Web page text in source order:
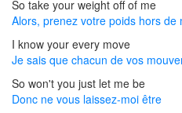
So take your weight off of me
Alors, prenez votre poids hors de
I know your every move
Je sais que chacun de vos
So won't you just let me be
Donc ne vous laissez-moi être